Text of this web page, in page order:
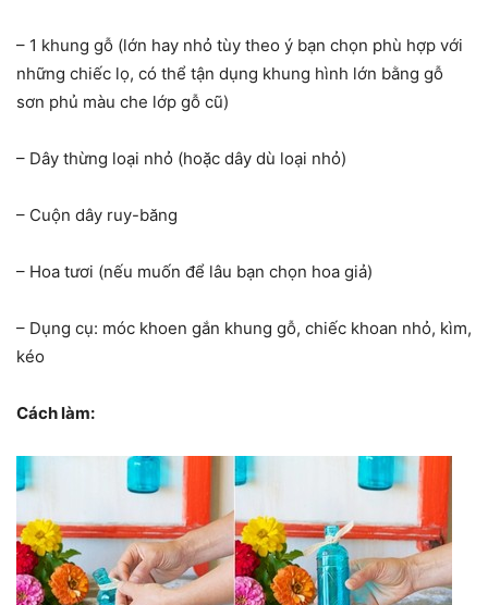
– 1 khung gỗ (lớn hay nhỏ tùy theo ý bạn chọn phù hợp với
những chiếc lọ, có thể tận dụng khung hình lớn bằng gỗ
sơn phủ màu che lớp gỗ cũ)
– Dây thừng loại nhỏ (hoặc dây dù loại nhỏ)
– Cuộn dây ruy-băng
– Hoa tươi (nếu muốn để lâu bạn chọn hoa giả)
– Dụng cụ: móc khoen gắn khung gỗ, chiếc khoan nhỏ, kìm,
kéo
Cách làm: